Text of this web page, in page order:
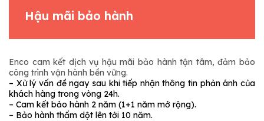
Hậu mãi bảo hành
Enco cam kết dịch vụ hậu mãi bảo hành tận tâm, đảm bảo
công trình vận hành bền vững.
– Xử lý vấn đề ngay sau khi tiếp nhận thông tin phản ánh của
khách hàng trong vòng 24h.
– Cam kết bảo hành 2 năm (1+1 năm mở rộng).
– Bảo hành thấm dột lên tới 10 năm.